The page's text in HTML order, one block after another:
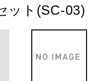
ット(SC-03)